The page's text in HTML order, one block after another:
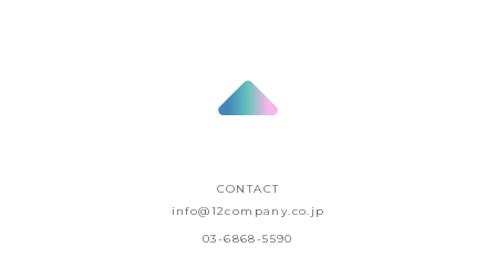
CONTACT
info@12company.co.jp
03-6868-5590